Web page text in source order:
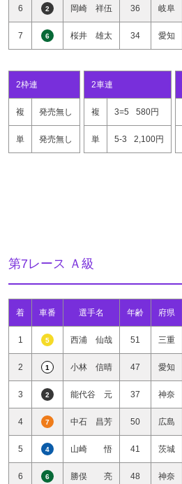
6 2 岡崎 祥伍 36 岐阜
7 6 桜井 雄太 34 愛知
2枠連
複 発売無し
単 発売無し
2車連
複 3=5 580円
単 5-3 2,100円
第7レース Ａ級
着 車番 選手名 年齢 府県
1 5 西浦 仙哉 51 三重
2 1 小林 信晴 47 愛知
3 2 能代谷 元 37 神奈
4 7 中石 昌芳 50 広島
5 4 山崎 悟 41 茨城
6 6 勝俣 亮 48 神奈